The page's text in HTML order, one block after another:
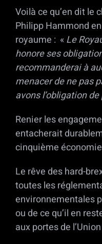
Voilà ce qu’en dit le
Philipp Hammond
royaume : «Le
honore ses
recommanderai à
menacer de ne pas
avons l’obligation de
Renier les
entacherait
cinquième
Le rêve des hard-
toutes les
environnementales
ou de ce qu’il en
aux portes de